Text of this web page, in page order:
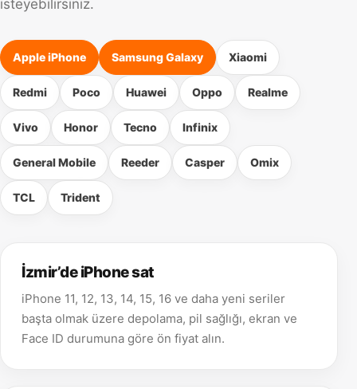
isteyebilirsiniz.
Apple iPhone Samsung Galaxy Xiaomi
Redmi Poco Huawei Oppo Realme
Vivo Honor Tecno Infinix
General Mobile Reeder Casper Omix
TCL Trident
İzmir’de iPhone sat
iPhone 11, 12, 13, 14, 15, 16 ve daha yeni seriler
başta olmak üzere depolama, pil sağlığı, ekran ve
Face ID durumuna göre ön fiyat alın.